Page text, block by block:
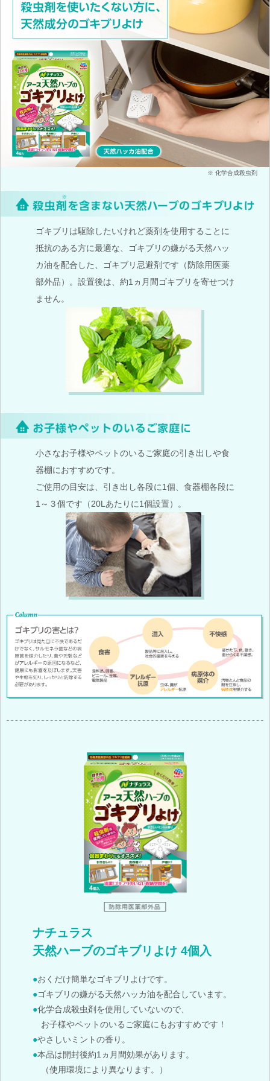
※ 化学合成殺虫剤
ゴキブリは駆除したいけれど薬剤を使用することに
抵抗のある方に最適な、ゴキブリの嫌がる天然ハッ
カ油を配合した、ゴキブリ忌避剤です（防除用医薬
部外品）。設置後は、約1ヵ月間ゴキブリを寄せつけ
ません。
小さなお子様やペットのいるご家庭の引き出しや食
器棚におすすめです。
ご使用の目安は、引き出し各段に1個、食器棚各段に
1～３個です（20Lあたりに1個設置）。
ナチュラス
天然ハーブのゴキブリよけ 4個入
●おくだけ簡単なゴキブリよけです。
●ゴキブリの嫌がる天然ハッカ油を配合しています。
●化学合成殺虫剤を使用していないので、
お子様やペットのいるご家庭にもおすすめです！
●やさしいミントの香り。
●本品は開封後約1ヵ月間効果があります。
（使用環境により異なります。）